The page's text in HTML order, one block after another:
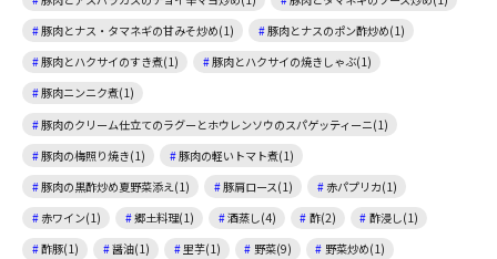
豚肉とナス・タマネギの甘みそ炒め(1)
豚肉とナスのポン酢炒め(1)
豚肉とハクサイのすき煮(1)
豚肉とハクサイの焼きしゃぶ(1)
豚肉ニンニク煮(1)
豚肉のクリーム仕立てのラグーとホウレンソウのスパゲッティーニ(1)
豚肉の梅照り焼き(1)
豚肉の軽いトマト煮(1)
豚肉の黒酢炒め夏野菜添え(1)
豚肩ロース(1)
赤パプリカ(1)
赤ワイン(1)
郷土料理(1) 酒蒸し(4) 酢(2)
酢浸し(1)
酢豚(1)
醤油(1) 里芋(1) 野菜(9)
野菜炒め(1)